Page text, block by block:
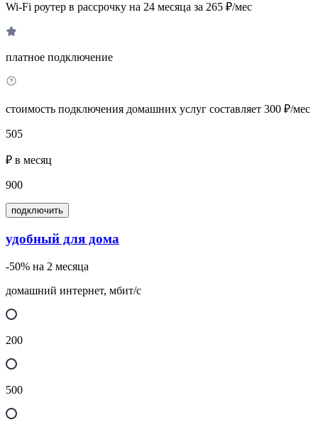
Wi-Fi роутер в рассрочку на 24 месяца за 265 ₽/мес
платное подключение
стоимость подключения домашних услуг составляет 300 ₽/мес
505
₽ в месяц
900
подключить
удобный для дома
-50% на 2 месяца
домашний интернет, мбит/с
200
500